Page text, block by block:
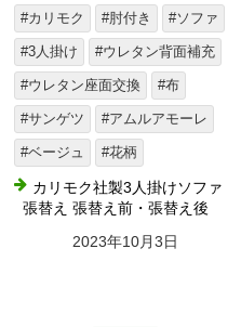
#カリモク #肘付き #ソファ
#3人掛け #ウレタン背面補充
#ウレタン座面交換 #布
#サンゲツ #アムルアモーレ
#ベージュ #花柄
カリモク社製3人掛けソファ
張替え 張替え前・張替え後
2023年10月3日